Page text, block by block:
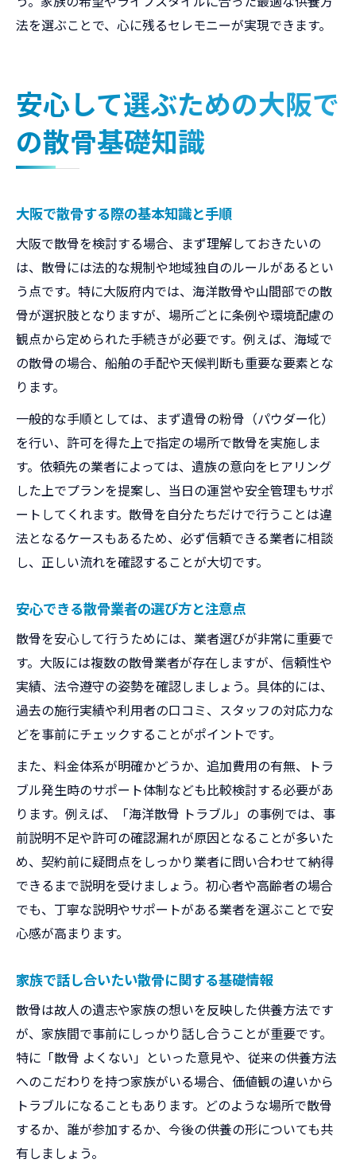
法を選ぶことで、心に残るセレモニーが実現できます。
安心して選ぶための大阪で
の散骨基礎知識
大阪で散骨する際の基本知識と手順
大阪で散骨を検討する場合、まず理解しておきたいの
は、散骨には法的な規制や地域独自のルールがあるとい
う点です。特に大阪府内では、海洋散骨や山間部での散
骨が選択肢となりますが、場所ごとに条例や環境配慮の
観点から定められた手続きが必要です。例えば、海域で
の散骨の場合、船舶の手配や天候判断も重要な要素とな
ります。
一般的な手順としては、まず遺骨の粉骨（パウダー化）
を行い、許可を得た上で指定の場所で散骨を実施しま
す。依頼先の業者によっては、遺族の意向をヒアリング
した上でプランを提案し、当日の運営や安全管理もサポ
ートしてくれます。散骨を自分たちだけで行うことは違
法となるケースもあるため、必ず信頼できる業者に相談
し、正しい流れを確認することが大切です。
安心できる散骨業者の選び方と注意点
散骨を安心して行うためには、業者選びが非常に重要で
す。大阪には複数の散骨業者が存在しますが、信頼性や
実績、法令遵守の姿勢を確認しましょう。具体的には、
過去の施行実績や利用者の口コミ、スタッフの対応力な
どを事前にチェックすることがポイントです。
また、料金体系が明確かどうか、追加費用の有無、トラ
ブル発生時のサポート体制なども比較検討する必要があ
ります。例えば、「海洋散骨 トラブル」の事例では、事
前説明不足や許可の確認漏れが原因となることが多いた
め、契約前に疑問点をしっかり業者に問い合わせて納得
できるまで説明を受けましょう。初心者や高齢者の場合
でも、丁寧な説明やサポートがある業者を選ぶことで安
心感が高まります。
家族で話し合いたい散骨に関する基礎情報
散骨は故人の遺志や家族の想いを反映した供養方法です
が、家族間で事前にしっかり話し合うことが重要です。
特に「散骨 よくない」といった意見や、従来の供養方法
へのこだわりを持つ家族がいる場合、価値観の違いから
トラブルになることもあります。どのような場所で散骨
するか、誰が参加するか、今後の供養の形についても共
有しましょう。